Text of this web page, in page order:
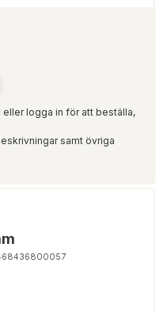
logga in för att beställa,
samt övriga